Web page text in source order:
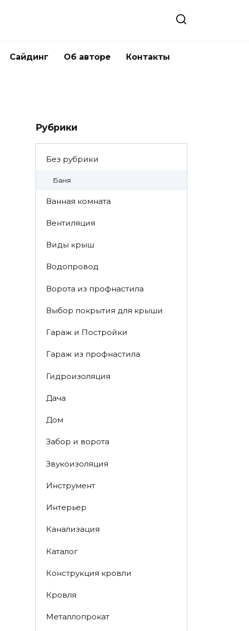
Сайдинг Об авторе Контакты
Рубрики
Без рубрики
Баня
Ванная комната
Вентиляция
Виды крыш
Водопровод
Ворота из профнастила
Выбор покрытия для крыши
Гараж и Постройки
Гараж из профнастила
Гидроизоляция
Дача
Дом
Забор и ворота
Звукоизоляция
Инструмент
Интерьер
Канализация
Каталог
Конструкция кровли
Кровля
Металлопрокат